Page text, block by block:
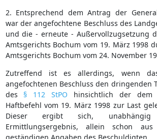
2. Entsprechend dem Antrag der
war der angefochtene Beschluss des
und die - erneute - Außervollzugsetzung
Amtsgerichts Bochum vom 19. März 1998
Amtsgerichts Bochum vom 24. November
Zutreffend ist es allerdings, wenn
angefochtenen Beschluss den dringenden
des § 112 StPO hinsichtlich der dem
Haftbefehl vom 19. März 1998 zur Last
Dieser ergibt sich,
Ermittlungsergebnis, allein schon
geständigen Angaben des Beschuldigten.